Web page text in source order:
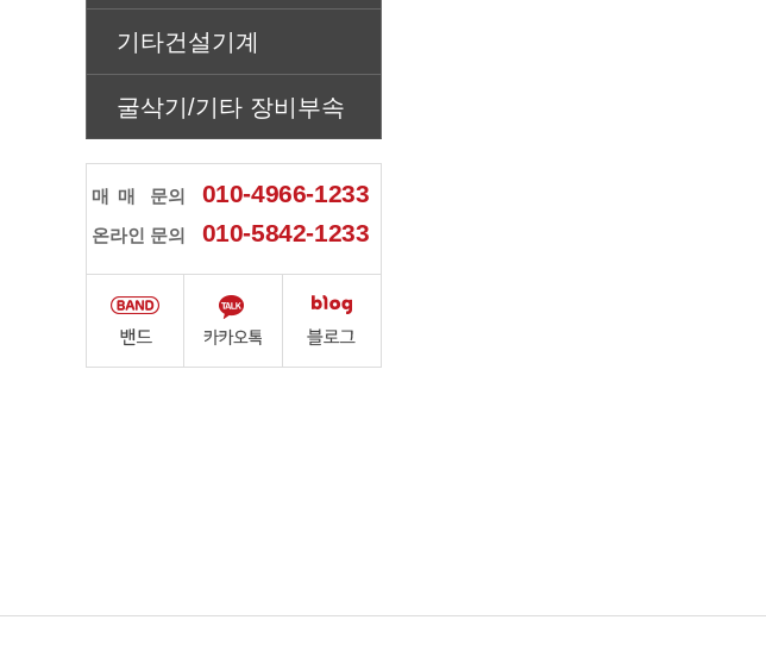
기타건설기계
굴삭기/기타 장비부속
매매 문의 010-4966-1233
온라인 문의 010-5842-1233